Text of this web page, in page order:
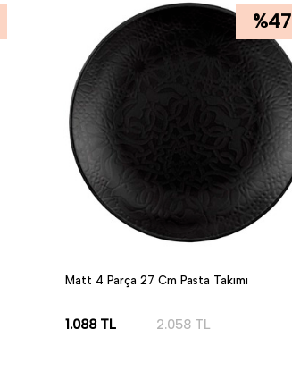
%47
Matt 4 Parça 27 Cm Pasta Takımı
1.088TL 2.058TL